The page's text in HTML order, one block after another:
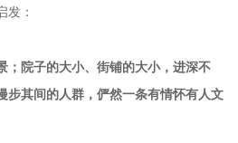
发：
；院子的大小、街铺的大小，进深不
步其间的人群，俨然一条有情怀有人文